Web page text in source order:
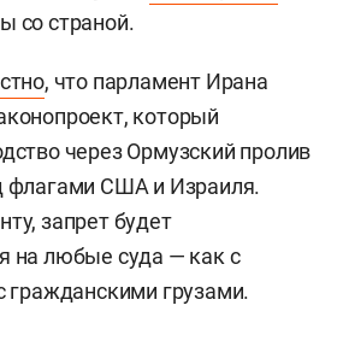
со страной.
, что парламент Ирана
который
через Ормузский пролив
флагами США и Израиля.
запрет будет
на любые суда — как с
гражданскими грузами.